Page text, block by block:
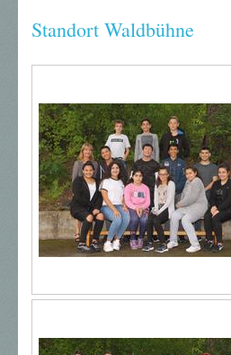
Standort Waldbühne